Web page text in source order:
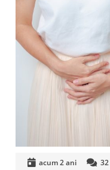
acum 2 ani 32